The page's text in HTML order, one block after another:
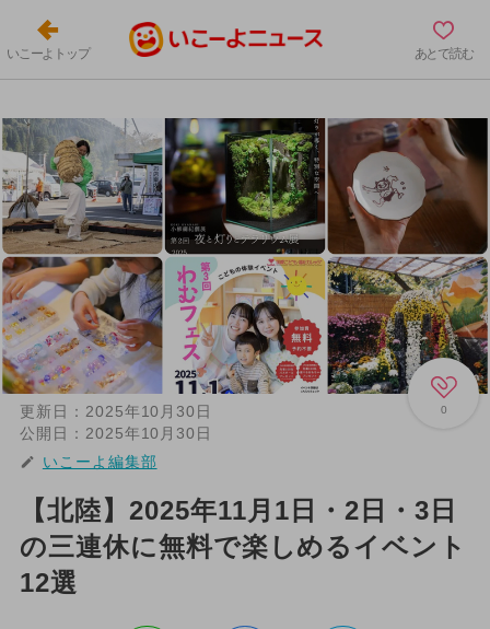
いこーよトップ あとで読む
0
更新日： 2025年10月30日
公開日： 2025年10月30日
いこーよ編集部
【北陸】2025年11月1日・2日・3日
の三連休に無料で楽しめるイベント
12選